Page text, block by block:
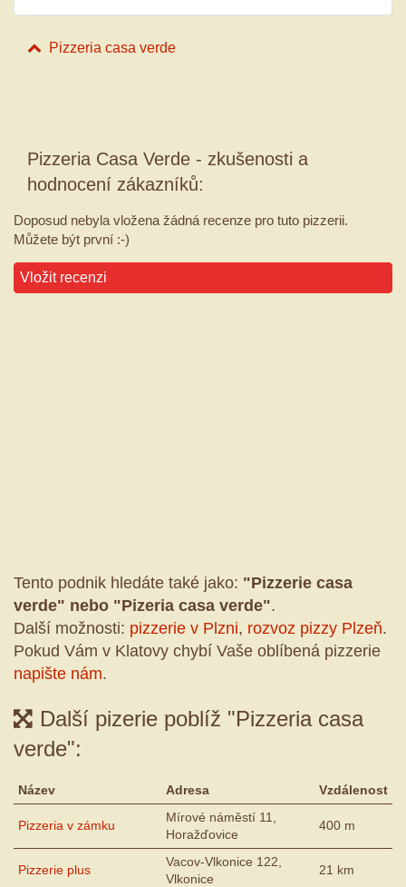
Pizzeria casa verde
Pizzeria Casa Verde - zkušenosti a
hodnocení zákazníků:
Doposud nebyla vložena žádná recenze pro tuto pizzerii.
Můžete být první :-)
Vložit recenzi
Tento podnik hledáte také jako: "Pizzerie casa
verde" nebo "Pizeria casa verde".
Další možnosti: pizzerie v Plzni, rozvoz pizzy Plzeň.
Pokud Vám v Klatovy chybí Vaše oblíbená pizzerie
napište nám.
Další pizerie poblíž "Pizzeria casa
verde":
Název Adresa Vzdálenost
Pizzeria v zámku
Mírové náměstí 11,
Horažďovice
400 m
Pizzerie plus
Vacov-Vlkonice 122,
Vlkonice
21 km